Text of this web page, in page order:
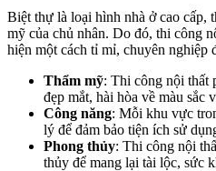
Biệt thự là loại hình nhà ở cao cấp,
mỹ của chủ nhân. Do đó, thi công
hiện một cách tỉ mỉ, chuyên nghiệp
Thẩm mỹ: Thi công nội thất
đẹp mắt, hài hòa về màu sắc
Công năng: Mỗi khu vực
lý để đảm bảo tiện ích sử
Phong thủy: Thi công nội
thủy để mang lại tài lộc, sức